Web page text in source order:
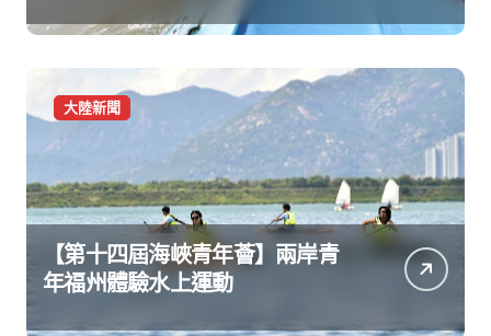
大陸新聞
【第十四屆海峽青年薈】兩岸青
年福州體驗水上運動